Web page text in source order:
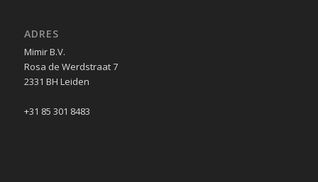
ADRES
Mimir B.V.
Rosa de Werdstraat 7
2331 BH Leiden
+31 85 301 8483